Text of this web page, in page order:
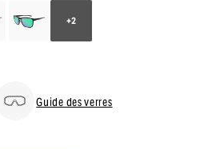
+2
Guide des verres